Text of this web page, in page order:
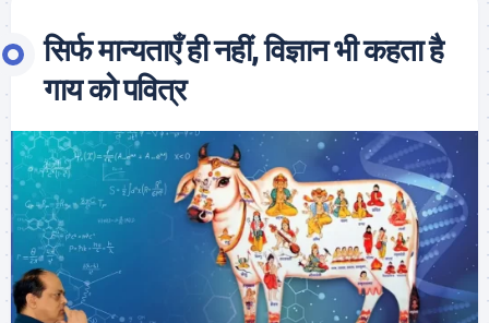
सिर्फ मान्यताएँ ही नहीं, विज्ञान भी कहता है
गाय को पवित्र